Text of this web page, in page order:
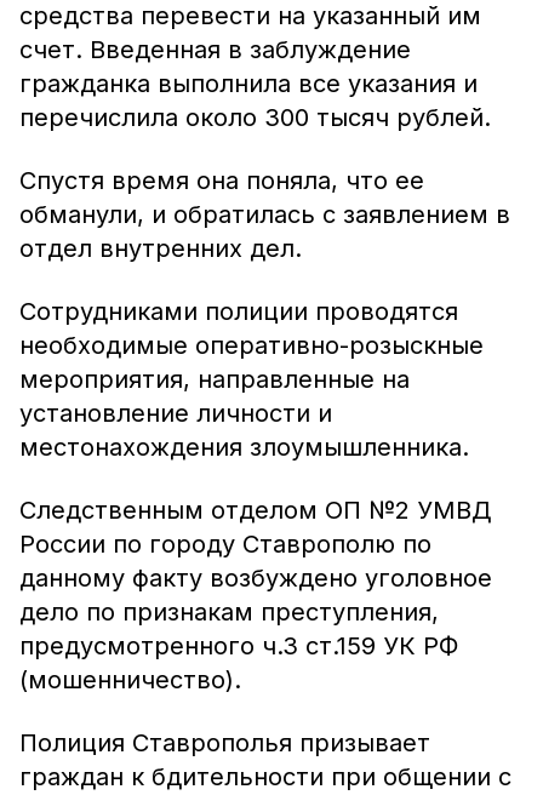
средства перевести на указанный им
счет. Введенная в заблуждение
гражданка выполнила все указания и
перечислила около 300 тысяч рублей.
Спустя время она поняла, что ее
обманули, и обратилась с заявлением в
отдел внутренних дел.
Сотрудниками полиции проводятся
необходимые оперативно-розыскные
мероприятия, направленные на
установление личности и
местонахождения злоумышленника.
Следственным отделом ОП №2 УМВД
России по городу Ставрополю по
данному факту возбуждено уголовное
дело по признакам преступления,
предусмотренного ч.3 ст.159 УК РФ
(мошенничество).
Полиция Ставрополья призывает
граждан к бдительности при общении с